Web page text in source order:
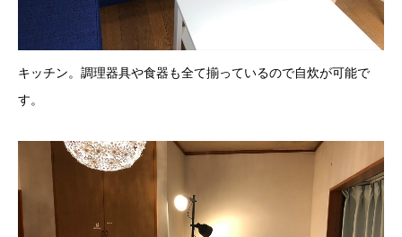
キッチン。調理器具や食器も全て揃っているので自炊が可能で
す。